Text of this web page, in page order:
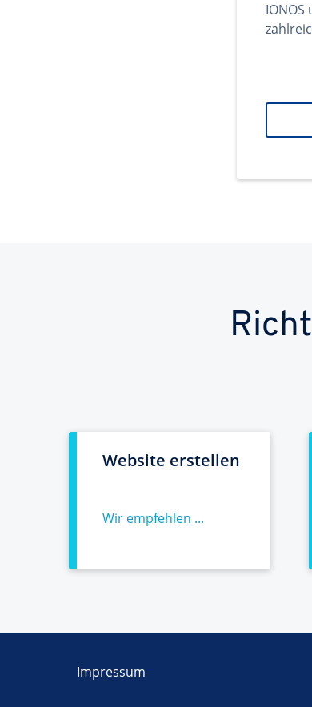
Website erstellen
Wir empfehlen ...
Impressum